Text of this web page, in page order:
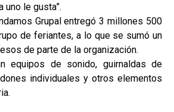
uno le gusta”.
Grupal entregó 3 millones 500
de feriantes, a lo que se sumó un
de parte de la organización.
equipos de sonido, guirnaldas de
individuales y otros elementos